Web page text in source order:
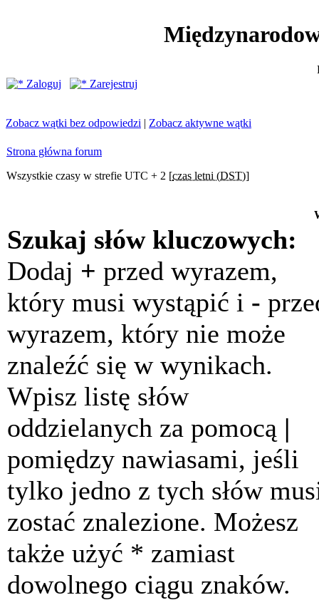
Zaloguj
Zarejestruj
Zobacz wątki bez odpowiedzi | Zobacz aktywne wątki
Strona główna forum
Wszystkie czasy w strefie UTC + 2 [czas letni (DST)]
Szukaj słów kluczowych:
Dodaj + przed wyrazem,
który musi wystąpić i -
wyrazem, który nie może
znaleźć się w wynikach.
Wpisz listę słów
oddzielanych za pomocą |
pomiędzy nawiasami, jeśli
tylko jedno z tych słów
zostać znalezione. Możesz
także użyć * zamiast
dowolnego ciągu znaków.